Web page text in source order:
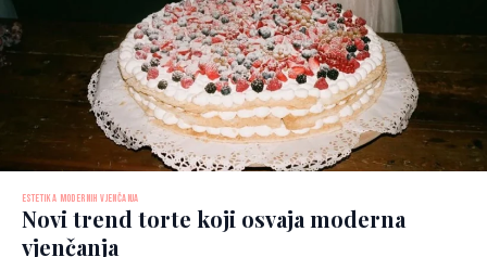
ESTETIKA MODERNIH VJENČANJA
Novi trend torte koji osvaja moderna
vjenčanja